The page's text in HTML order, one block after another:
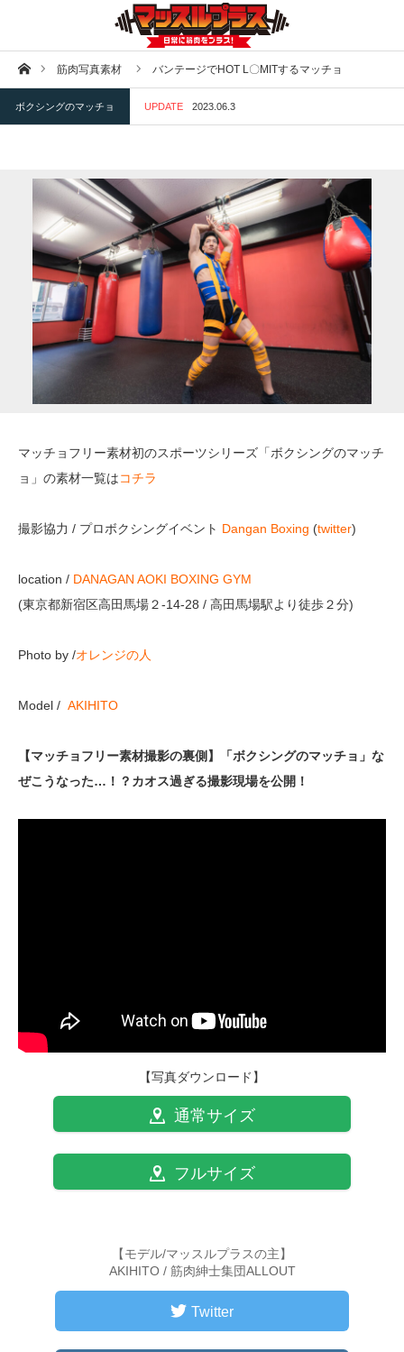
ホーム筋肉写真素材 バンテージでHOT L〇MITするマッチョ
ボクシングのマッチョ UPDATE 2023.06.3
マッチョフリー素材初のスポーツシリーズ「ボクシングのマッチ
ョ」の素材一覧はコチラ
撮影協力 / プロボクシングイベント Dangan Boxing (twitter)
location / DANAGAN AOKI BOXING GYM
(東京都新宿区高田馬場２-14-28 / 高田馬場駅より徒歩２分)
Photo by /オレンジの人
Model / AKIHITO
【マッチョフリー素材撮影の裏側】「ボクシングのマッチョ」な
ぜこうなった…！？カオス過ぎる撮影現場を公開！
【写真ダウンロード】
通常サイズ
フルサイズ
【モデル/マッスルプラスの主】
AKIHITO / 筋肉紳士集団ALLOUT
Twitter